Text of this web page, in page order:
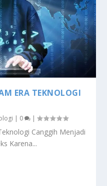
ERA TEKNOLOGI
| 0 |
Canggih Menjadi
Karena...